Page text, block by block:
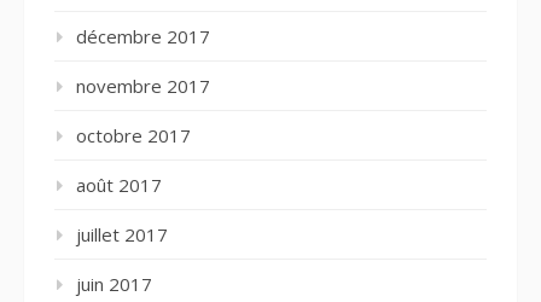
décembre 2017
novembre 2017
octobre 2017
août 2017
juillet 2017
juin 2017